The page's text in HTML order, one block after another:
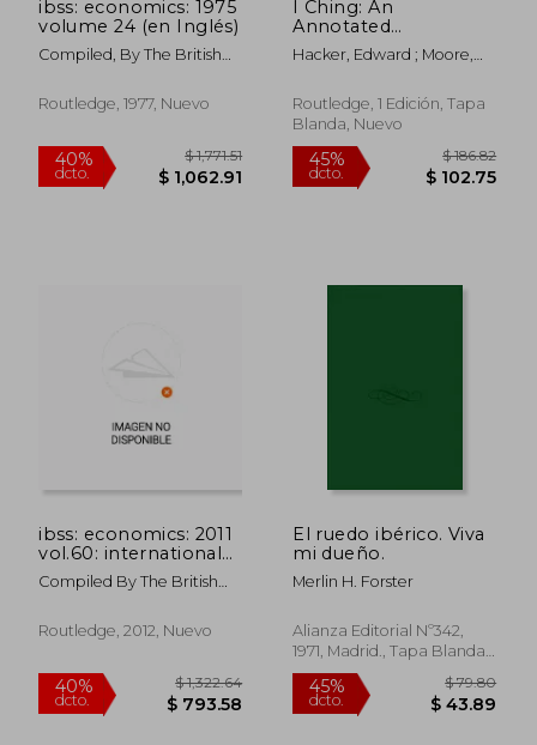
45%
dcto.
$ 453.97
$ 249.69
45%
dcto.
dcto. $ 41.63 dcto.
ibss: economics: 1975
volume 24 (en Inglés)
Compiled, By The British
Routledge, 1977, Nuevo
I Ching: An
Annotated
Bibliography (en
Inglés)
Hacker, Edward ; Moore,
Routledge, 1 Edición, Tapa
Blanda, Nuevo
ibss: economics: 2011
vol.60: international
bibliography of the
social sciences (en
Compiled By The British
Routledge, 2012, Nuevo
El ruedo ibérico. Viva
mi dueño.
Merlin H. Forster
Alianza Editorial Nº342,
1971, Madrid., Tapa Blanda,
Nuevo